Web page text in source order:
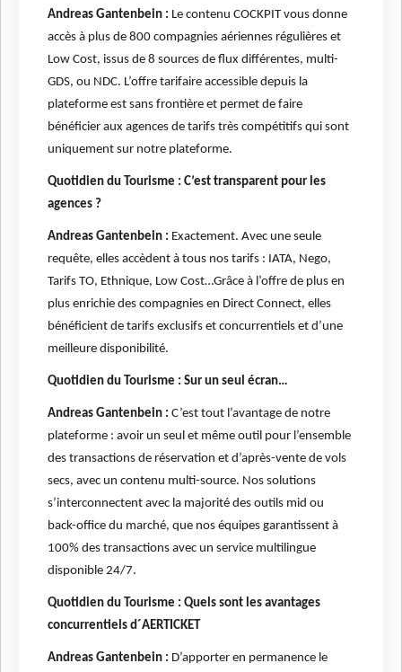
Andreas Gantenbein : Le contenu COCKPIT vous donne
accès à plus de 800 compagnies aériennes régulières et
Low Cost, issus de 8 sources de flux différentes, multi-
GDS, ou NDC. L’offre tarifaire accessible depuis la
plateforme est sans frontière et permet de faire
bénéficier aux agences de tarifs très compétitifs qui sont
uniquement sur notre plateforme.
Quotidien du Tourisme : C’est transparent pour les
agences ?
Andreas Gantenbein : Exactement. Avec une seule
requête, elles accèdent à tous nos tarifs : IATA, Nego,
Tarifs TO, Ethnique, Low Cost…Grâce à l’offre de plus en
plus enrichie des compagnies en Direct Connect, elles
bénéficient de tarifs exclusifs et concurrentiels et d’une
meilleure disponibilité.
Quotidien du Tourisme : Sur un seul écran…
Andreas Gantenbein : C’est tout l’avantage de notre
plateforme : avoir un seul et même outil pour l’ensemble
des transactions de réservation et d’après-vente de vols
secs, avec un contenu multi-source. Nos solutions
s’interconnectent avec la majorité des outils mid ou
back-office du marché, que nos équipes garantissent à
100% des transactions avec un service multilingue
disponible 24/7.
Quotidien du Tourisme : Quels sont les avantages
concurrentiels d´AERTICKET
Andreas Gantenbein : D’apporter en permanence le